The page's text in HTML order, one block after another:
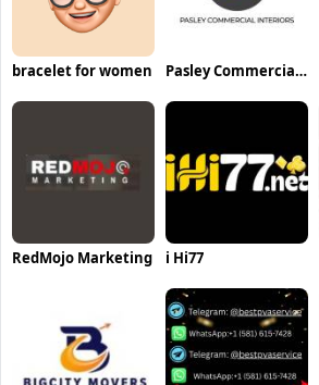
bracelet for women Pasley Commercial Interiors
RedMojo Marketing i Hi77